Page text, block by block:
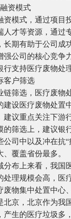
融资模式
资模式，通过项目
人才等资源，通过
长期有助于公司成
强公司的核心竞争
行支持医疗废物处
客户筛选
链筛选，医疗废物
建设医疗废物处置
建议重点关注下游
的筛选上，建议银
公司中以及冲在抗
、覆盖省份最多。
分布上来看，我国
处理规模会高，医
废物集中处置中心
北京，北京作为我
产生的医疗垃圾多